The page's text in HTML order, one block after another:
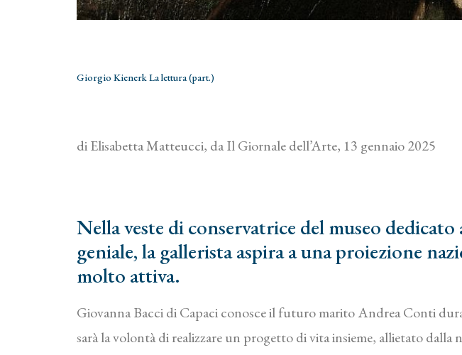
Giorgio Kienerk La lettura (part.)
di Elisabetta Matteucci, da Il Giornale dell’Arte, 13 gennaio 2025
Nella veste di conservatrice del museo
geniale, la gallerista aspira a una proiezione
molto attiva.
Giovanna Bacci di Capaci conosce il futuro marito Andrea Conti
sarà la volontà di realizzare un progetto di vita insieme, allietato